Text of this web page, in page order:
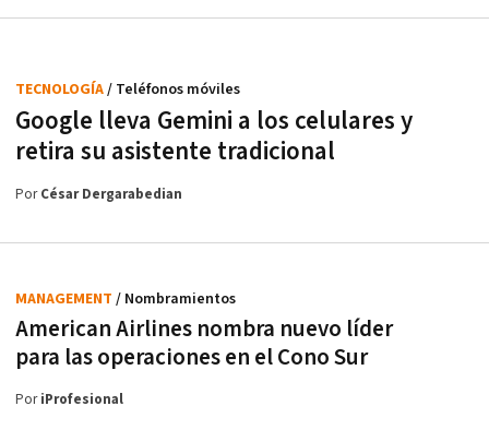
Google lleva Gemini a los celulares y
retira su asistente tradicional
TECNOLOGÍA/ Teléfonos móviles
PorCésar Dergarabedian
American Airlines nombra nuevo líder
para las operaciones en el Cono Sur
MANAGEMENT / Nombramientos
PoriProfesional